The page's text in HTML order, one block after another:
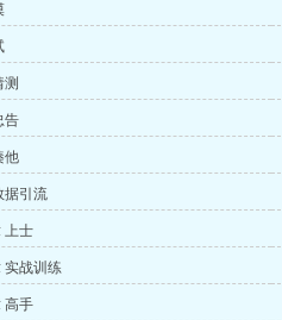
测
告
他
据引流
上士
实战训练
高手